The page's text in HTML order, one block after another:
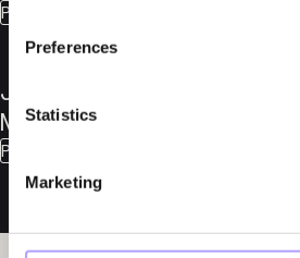
Preferences
Statistics
Marketing
Partner
Partner
Josefin
Müntzing Alm